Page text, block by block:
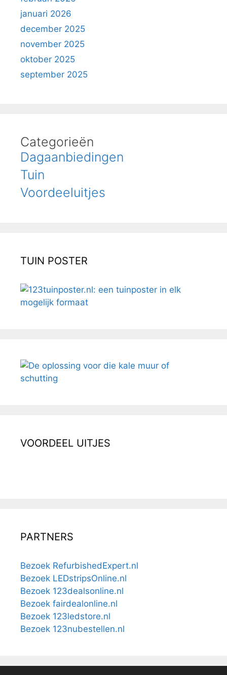
januari 2026
december 2025
november 2025
oktober 2025
september 2025
Categorieën
Dagaanbiedingen
Tuin
Voordeeluitjes
TUIN POSTER
VOORDEEL UITJES
PARTNERS
Bezoek RefurbishedExpert.nl
Bezoek LEDstripsOnline.nl
Bezoek 123dealsonline.nl
Bezoek fairdealonline.nl
Bezoek 123ledstore.nl
Bezoek 123nubestellen.nl